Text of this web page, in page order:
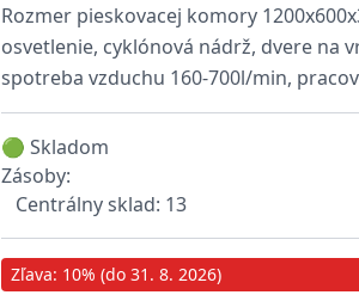
Rozmer pieskovacej komory
osvetlenie, cyklónová nádrž, dvere na
spotreba vzduchu 160-700l/min,
🟢 Skladom
Zásoby:
Centrálny sklad: 13
Zľava: 10% (do 31. 8. 2026)